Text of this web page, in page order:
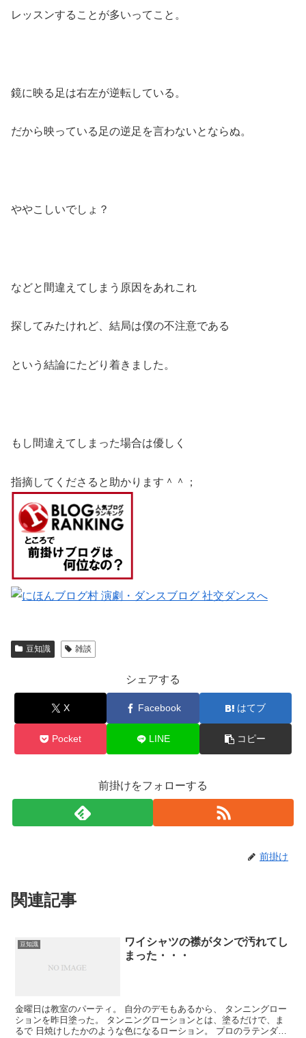
レッスンすることが多いってこと。
鏡に映る足は右左が逆転している。
だから映っている足の逆足を言わないとならぬ。
ややこしいでしょ？
などと間違えてしまう原因をあれこれ
探してみたけれど、結局は僕の不注意である
という結論にたどり着きました。
もし間違えてしまった場合は優しく
指摘してくださると助かります＾＾；
豆知識 雑談
シェアする
X Facebook はてブ
Pocket LINE コピー
前掛けをフォローする
前掛け
関連記事
豆知識
ワイシャツの襟がタンで汚れてし
まった・・・
金曜日は教室のパーティ。 自分のデモもあるから、 タンニングロー
ションを昨日塗った。 タンニングローションとは、塗るだけで、ま
るで 日焼けしたかのような色になるローション。 プロのラテンダン